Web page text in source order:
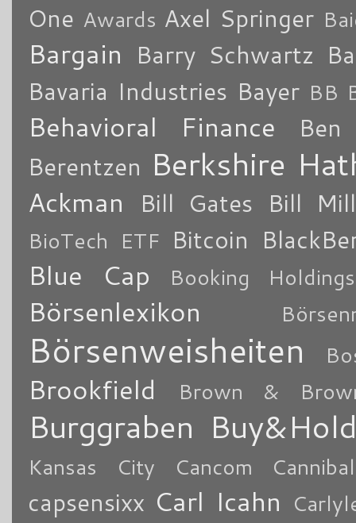
One Awards Axel Springer
Bargain Barry Schwartz
Bavaria Industries Bayer BB
Behavioral Finance
Berentzen Berkshire
Ackman Bill Gates Bill
BioTech ETF Bitcoin
Blue Cap Booking Holdings
Börsenlexikon
Börsenweisheiten
Brookfield Brown &
Burggraben
Kansas City Cancom Cannibal
capsensixx Carl Icahn